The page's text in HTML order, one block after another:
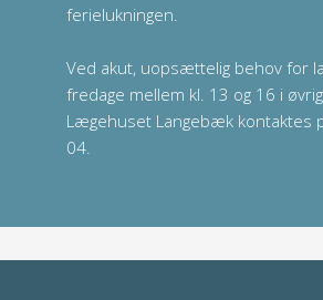
ferielukningen.
Ved akut, uopsættelig behov for
fredage mellem kl. 13 og 16 i
Lægehuset Langebæk kontaktes
04.